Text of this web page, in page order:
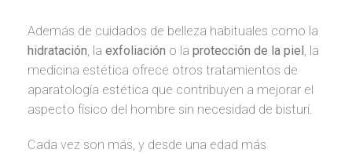
Además de cuidados de belleza habituales como la
hidratación, la exfoliación o la protección de la piel, la
medicina estética ofrece otros tratamientos de
aparatología estética que contribuyen a mejorar el
aspecto físico del hombre sin necesidad de bisturí.
Cada vez son más, y desde una edad más